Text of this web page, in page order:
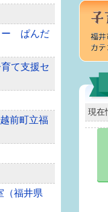
ー ぱんだ
て支援セ
前町立福
（福井県
現在